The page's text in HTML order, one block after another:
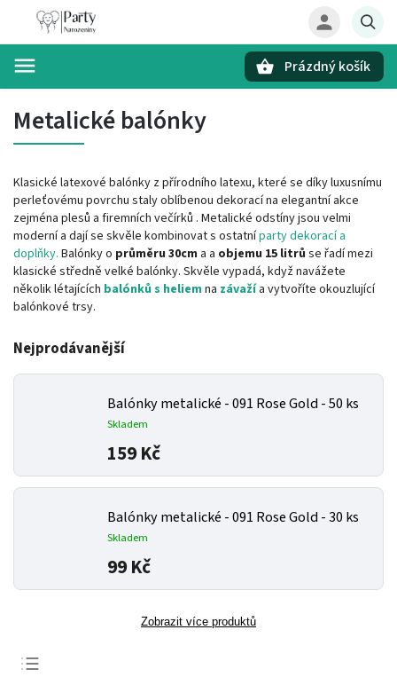
Prázdný košík
Metalické balónky
Klasické latexové balónky z přírodního latexu, které se díky luxusnímu
perleťovému povrchu staly oblíbenou dekorací na elegantní akce
zejména plesů a firemních večírků . Metalické odstíny jsou velmi
moderní a dají se skvěle kombinovat s ostatníparty dekorací a
doplňky. Balónky o průměru 30cm a a objemu 15 litrů se řadí mezi
klasické středně velké balónky. Skvěle vypadá, když navážete
několik létajících balónků s heliem na závaží a vytvoříte okouzlující
balónkové trsy.
Nejprodávanější
Balónky metalické - 091 Rose Gold - 50 ks
Skladem
159 Kč
Balónky metalické - 091 Rose Gold - 30 ks
Skladem
99 Kč
Zobrazit více produktů